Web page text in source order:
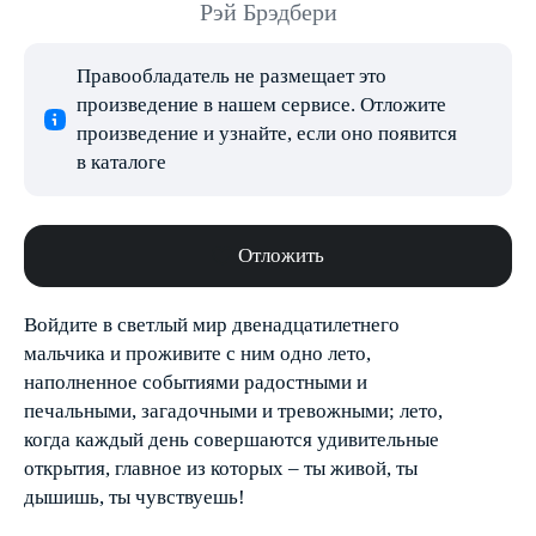
Рэй Брэдбери
Правообладатель не размещает это
произведение в нашем сервисе. Отложите
произведение и узнайте, если оно появится
в каталоге
Отложить
Войдите в светлый мир двенадцатилетнего
мальчика и проживите с ним одно лето,
наполненное событиями радостными и
печальными, загадочными и тревожными; лето,
когда каждый день совершаются удивительные
открытия, главное из которых – ты живой, ты
дышишь, ты чувствуешь!